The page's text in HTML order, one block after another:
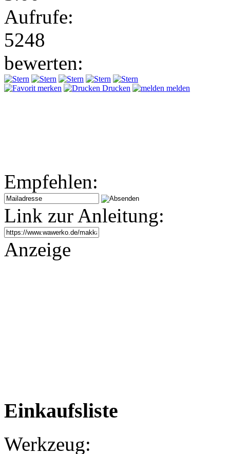
Aufrufe:
5248
bewerten:
merken Drucken melden
Empfehlen:
Link zur Anleitung:
Anzeige
Einkaufsliste
Werkzeug: